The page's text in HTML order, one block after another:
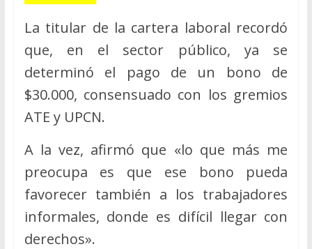
La titular de la cartera laboral recordó
que, en el sector público, ya se
determinó el pago de un bono de
$30.000, consensuado con los gremios
ATE y UPCN.
A la vez, afirmó que «lo que más me
preocupa es que ese bono pueda
favorecer también a los trabajadores
informales, donde es difícil llegar con
derechos».